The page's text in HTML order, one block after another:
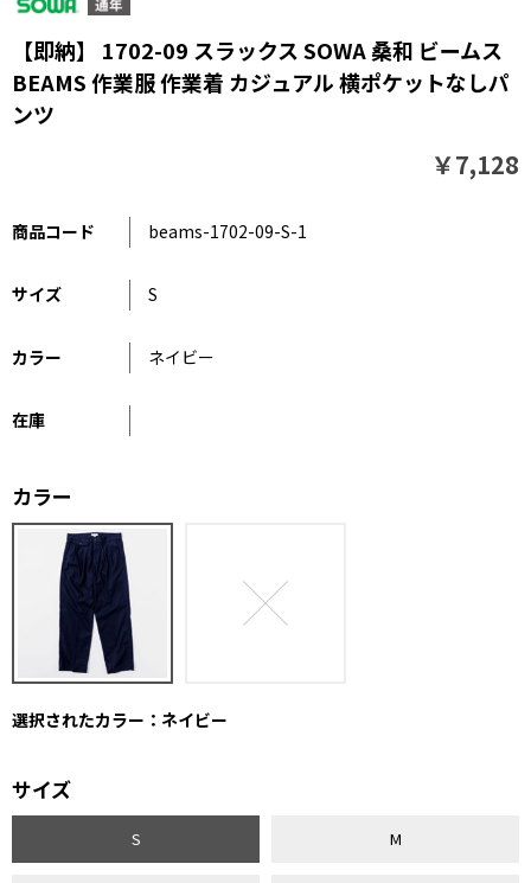
【即納】 1702-09 スラックス SOWA 桑和 ビームス
BEAMS 作業服 作業着 カジュアル 横ポケットなしパ
ンツ
￥7,128
商品コード beams-1702-09-S-1
サイズ S
カラー ネイビー
在庫
カラー
選択されたカラー：ネイビー
サイズ
S M